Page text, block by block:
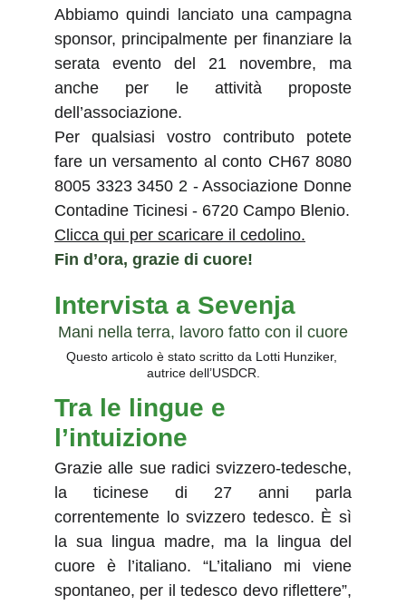
Abbiamo quindi lanciato una campagna
sponsor, principalmente per finanziare la
serata evento del 21 novembre, ma
anche per le attività proposte
dell’associazione.
Per qualsiasi vostro contributo potete
fare un versamento al conto CH67 8080
8005 3323 3450 2 - Associazione Donne
Contadine Ticinesi - 6720 Campo Blenio.
Clicca qui per scaricare il cedolino.
Fin d’ora, grazie di cuore!
Intervista a Sevenja
Questo articolo è stato scritto da Lotti Hunziker,
autrice dell’USDCR.
Tra le lingue e
l’intuizione
Mani nella terra, lavoro fatto con il cuore
Grazie alle sue radici svizzero-tedesche,
la ticinese di 27 anni parla
correntemente lo svizzero tedesco. È sì
la sua lingua madre, ma la lingua del
cuore è l’italiano. “L’italiano mi viene
spontaneo, per il tedesco devo riflettere”,